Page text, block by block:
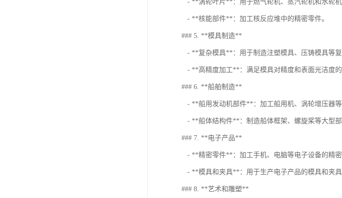
- **涡轮叶片**：用于燃气轮机、蒸汽轮机和水轮机
- **核能部件**：加工核反应堆中的精密零件。
### 5. **模具制造**
- **复杂模具**：用于制造注塑模具、压铸模具等复
- **高精度加工**：满足模具对精度和表面光洁度的
### 6. **船舶制造**
- **船用发动机部件**：加工船用机、涡轮增压器等
- **船体结构件**：制造船体框架、螺旋桨等大型部
### 7. **电子产品**
- **精密零件**：加工手机、电脑等电子设备的精密
- **模具和夹具**：用于生产电子产品的模具和夹具
### 8. **艺术和雕塑**